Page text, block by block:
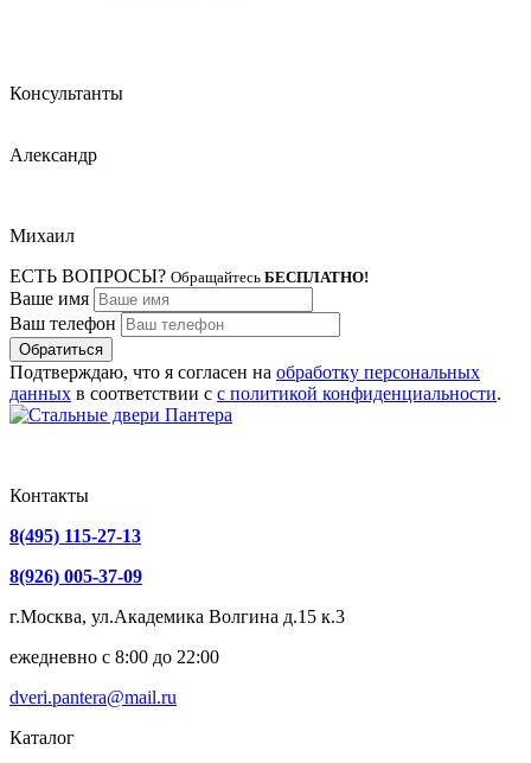
Консультанты
Александр
Михаил
ЕСТЬ ВОПРОСЫ? Обращайтесь БЕСПЛАТНО!
Ваше имя
Ваш телефон
Обратиться
Подтверждаю, что я согласен на обработку персональных
данных в соответствии с с политикой конфиденциальности.
Контакты
8(495) 115-27-13
8(926) 005-37-09
г.Москва, ул.Академика Волгина д.15 к.3
ежедневно с 8:00 до 22:00
dveri.pantera@mail.ru
Каталог